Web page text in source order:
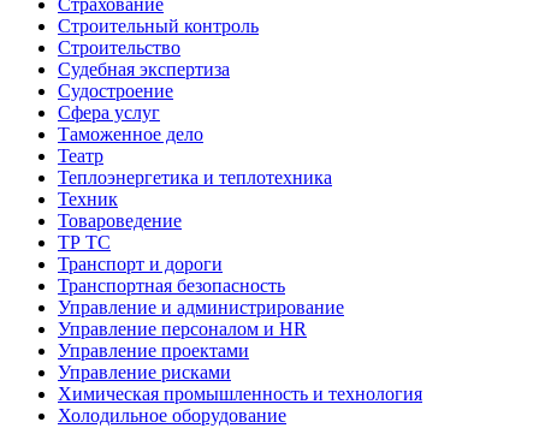
Страхование
Строительный контроль
Строительство
Судебная экспертиза
Судостроение
Сфера услуг
Таможенное дело
Театр
Теплоэнергетика и теплотехника
Техник
Товароведение
ТР ТС
Транспорт и дороги
Транспортная безопасность
Управление и администрирование
Управление персоналом и HR
Управление проектами
Управление рисками
Химическая промышленность и технология
Холодильное оборудование